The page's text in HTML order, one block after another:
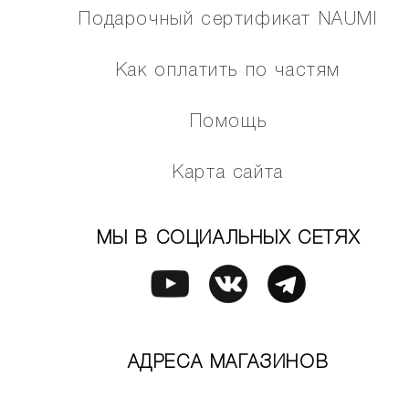
Подарочный сертификат NAUMI
Как оплатить по частям
Помощь
Карта сайта
МЫ В СОЦИАЛЬНЫХ СЕТЯХ
АДРЕСА МАГАЗИНОВ